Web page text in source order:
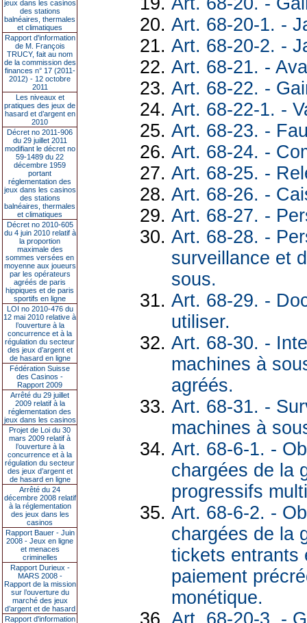
jeux dans les casinos
des stations
balnéaires, thermales
et climatiques
Rapport d'information
de M. François
TRUCY, fait au nom
de la commission des
finances n° 17 (2011-
2012) - 12 octobre
2011
Les niveaux et
pratiques des jeux de
hasard et d’argent en
2010
Décret no 2011-906
du 29 juillet 2011
modifiant le décret no
59-1489 du 22
décembre 1959
portant
réglementation des
jeux dans les casinos
des stations
balnéaires, thermales
et climatiques
Décret no 2010-605
du 4 juin 2010 relatif à
la proportion
maximale des
sommes versées en
moyenne aux joueurs
par les opérateurs
agréés de paris
hippiques et de paris
sportifs en ligne
LOI no 2010-476 du
12 mai 2010 relative à
l’ouverture à la
concurrence et à la
régulation du secteur
des jeux d’argent et
de hasard en ligne
Fédération Suisse
des Casinos -
Rapport 2009
Arrêté du 29 juillet
2009 relatif à la
réglementation des
jeux dans les casinos
Projet de Loi du 30
mars 2009 relatif à
l’ouverture à la
concurrence et à la
régulation du secteur
des jeux d’argent et
de hasard en ligne
Arrêté du 24
décembre 2008 relatif
à la réglementation
des jeux dans les
casinos
Rapport Bauer - Juin
2008 - Jeux en ligne
et menaces
criminelles
Rapport Durieux -
MARS 2008 -
Rapport de la mission
sur l’ouverture du
marché des jeux
d’argent et de hasard
Rapport d'information
Art. 68-20-1. -
Art. 68-20-2. -
Art. 68-21. -
Art. 68-22. -
Art. 68-22-1. -
Art. 68-23. -
Art. 68-24. -
Art. 68-25. -
Art. 68-26. -
Art. 68-27. -
Art. 68-28. -
surveillance et
sous.
Art. 68-29. -
utiliser.
Art. 68-30. -
machines à
agréés.
Art. 68-31. -
machines à
Art. 68-6-1. -
chargées de la
progressifs
Art. 68-6-2. -
chargées de la
tickets entrants
paiement
monétique.
Art. 68-20-3. -